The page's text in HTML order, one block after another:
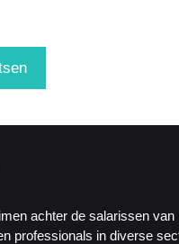
achter de salarissen van
professionals in diverse